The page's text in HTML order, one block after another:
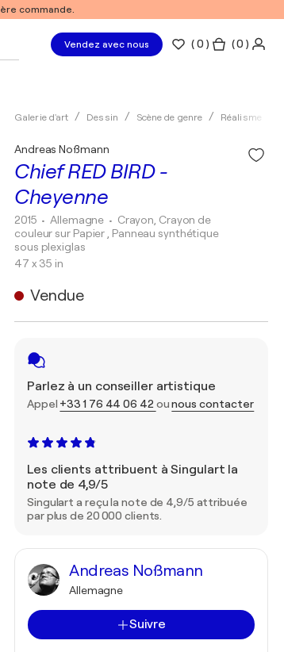
commande.
Vendez avec nous (0 ) ( 0 )
Galerie d'art Dessin Scène de genre Réalisme
Chief RED BIRD -
Cheyenne
Andreas Noßmann
2015 • Allemagne • Crayon, Crayon de
couleur sur Papier , Panneau synthétique
sous plexiglas
47 x 35 in
Vendue
Parlez à un conseiller artistique
Appel +33 1 76 44 06 42 ounous contacter
Les clients attribuent à Singulart la
note de 4,9/5
Singulart a reçu la note de 4,9/5 attribuée
par plus de 20 000 clients.
Andreas Noßmann
Allemagne
Suivre